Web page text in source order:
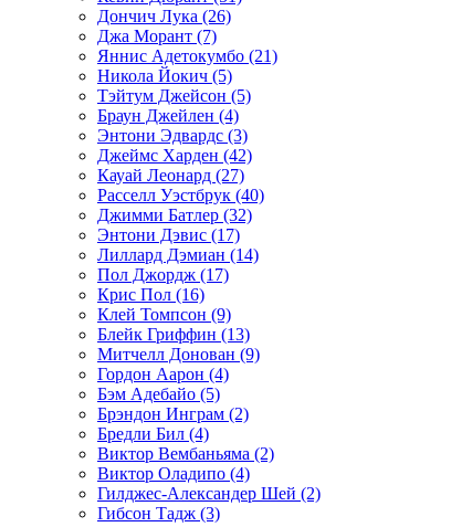
Дончич Лука (26)
Джа Морант (7)
Яннис Адетокумбо (21)
Никола Йокич (5)
Тэйтум Джейсон (5)
Браун Джейлен (4)
Энтони Эдвардс (3)
Джеймс Харден (42)
Кауай Леонард (27)
Расселл Уэстбрук (40)
Джимми Батлер (32)
Энтони Дэвис (17)
Лиллард Дэмиан (14)
Пол Джордж (17)
Крис Пол (16)
Клей Томпсон (9)
Блейк Гриффин (13)
Митчелл Донован (9)
Гордон Аарон (4)
Бэм Адебайо (5)
Брэндон Инграм (2)
Бредли Бил (4)
Виктор Вембаньяма (2)
Виктор Оладипо (4)
Гилджес-Александер Шей (2)
Гибсон Тадж (3)